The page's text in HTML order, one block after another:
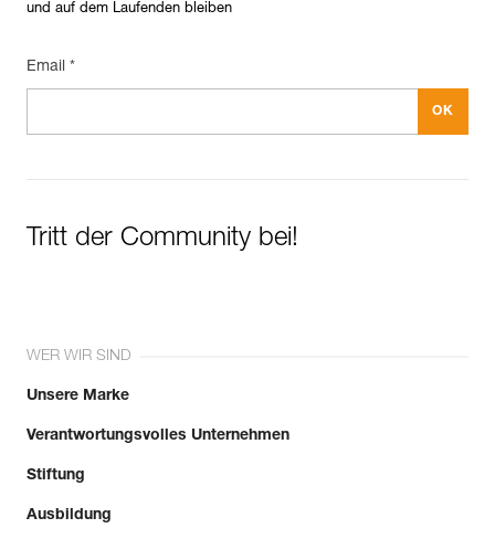
und auf dem Laufenden bleiben
Email *
Tritt der Community bei!
WER WIR SIND
Unsere Marke
Verantwortungsvolles Unternehmen
Stiftung
Ausbildung